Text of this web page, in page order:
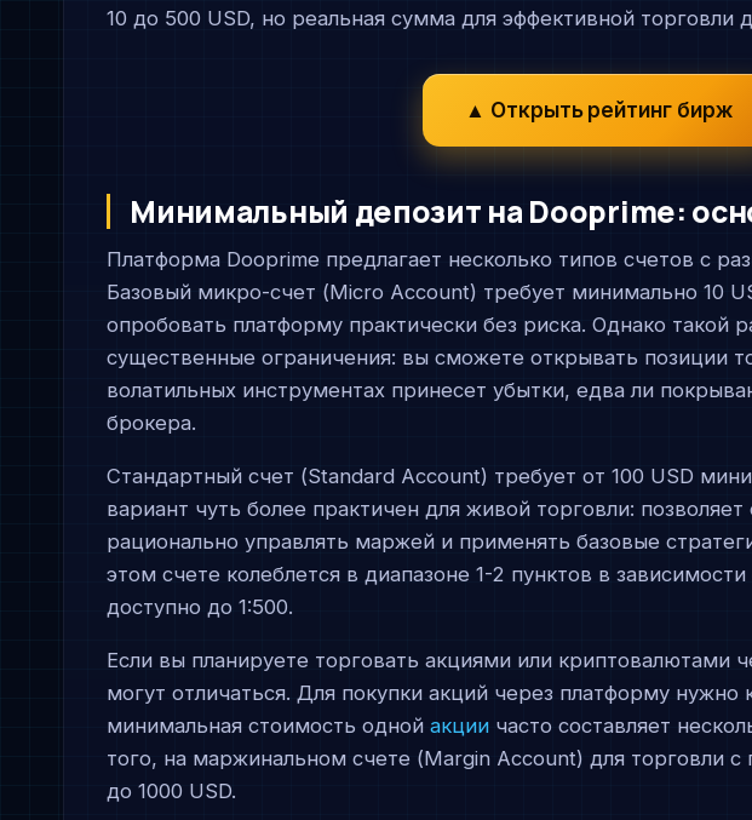
10 до 500 USD, но реальная сумма для эффективной
▲ Открыть рейтинг бирж
Минимальный депозит на Dooprime:
Платформа Dooprime предлагает несколько типов счетов с
Базовый микро-счет (Micro Account) требует минимально 10
опробовать платформу практически без риска. Однако такой
существенные ограничения: вы сможете открывать позиции
волатильных инструментах принесет убытки, едва ли
брокера.
Стандартный счет (Standard Account) требует от 100 USD
вариант чуть более практичен для живой торговли: позволяет
рационально управлять маржей и применять базовые
этом счете колеблется в диапазоне 1-2 пунктов в
доступно до 1:500.
Если вы планируете торговать акциями или криптовалютами
могут отличаться. Для покупки акций через платформу
минимальная стоимость однойакции часто составляет
того, на маржинальном счете (Margin Account) для торговли
до 1000 USD.